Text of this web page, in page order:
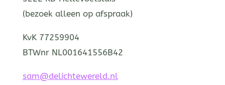
(bezoek alleen op afspraak)
KvK 77259904
BTWnr NL001641556B42
sam@delichtewereld.nl